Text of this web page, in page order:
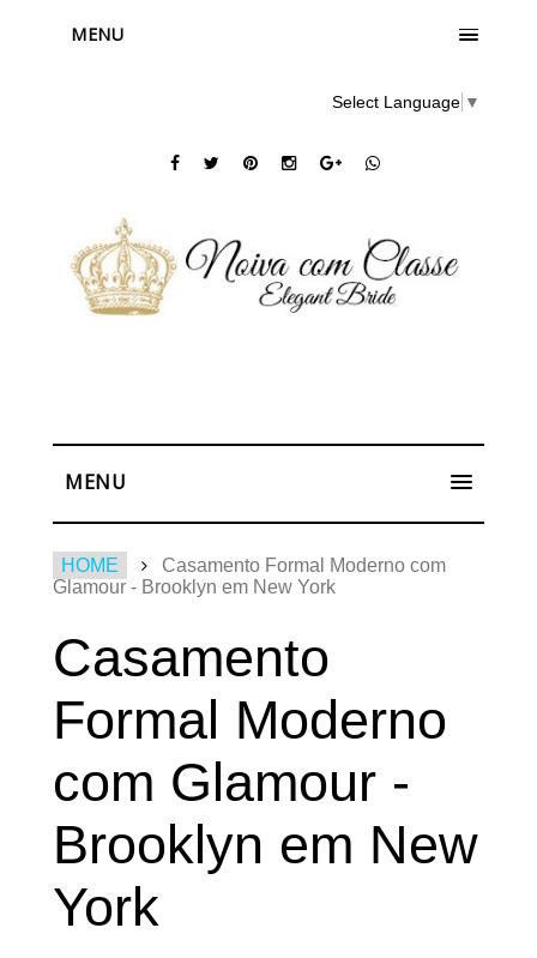
MENU
Select Language ▼
Glamour - Brooklyn em New York
Casamento
Formal Moderno
com Glamour -
Brooklyn em New
York